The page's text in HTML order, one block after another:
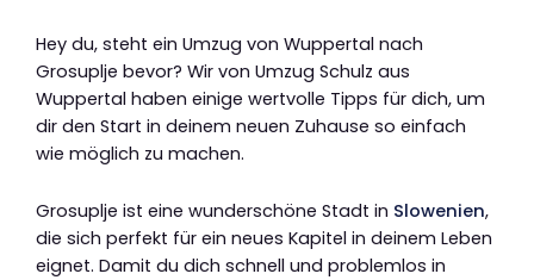
Hey du, steht ein Umzug von Wuppertal nach
Grosuplje bevor? Wir von Umzug Schulz aus
Wuppertal haben einige wertvolle Tipps für dich, um
dir den Start in deinem neuen Zuhause so einfach
wie möglich zu machen.
Grosuplje ist eine wunderschöne Stadt in Slowenien,
die sich perfekt für ein neues Kapitel in deinem Leben
eignet. Damit du dich schnell und problemlos in